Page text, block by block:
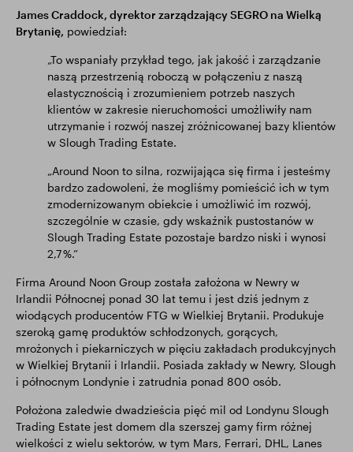
James Craddock, dyrektor zarządzający SEGRO na Wielką
Brytanię, powiedział:
„To wspaniały przykład tego, jak jakość i zarządzanie
naszą przestrzenią roboczą w połączeniu z naszą
elastycznością i zrozumieniem potrzeb naszych
klientów w zakresie nieruchomości umożliwiły nam
utrzymanie i rozwój naszej zróżnicowanej bazy klientów
w Slough Trading Estate.
„Around Noon to silna, rozwijająca się firma i jesteśmy
bardzo zadowoleni, że mogliśmy pomieścić ich w tym
zmodernizowanym obiekcie i umożliwić im rozwój,
szczególnie w czasie, gdy wskaźnik pustostanów w
Slough Trading Estate pozostaje bardzo niski i wynosi
2,7 %.”
Firma Around Noon Group została założona w Newry w
Irlandii Północnej ponad 30 lat temu i jest dziś jednym z
wiodących producentów FTG w Wielkiej Brytanii. Produkuje
szeroką gamę produktów schłodzonych, gorących,
mrożonych i piekarniczych w pięciu zakładach produkcyjnych
w Wielkiej Brytanii i Irlandii. Posiada zakłady w Newry, Slough
i północnym Londynie i zatrudnia ponad 800 osób.
Położona zaledwie dwadzieścia pięć mil od Londynu Slough
Trading Estate jest domem dla szerszej gamy firm różnej
wielkości z wielu sektorów, w tym Mars, Ferrari, DHL, Lanes